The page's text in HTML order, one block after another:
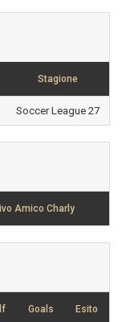
Stagione
Soccer League 27
Amico Charly
Goals Esito